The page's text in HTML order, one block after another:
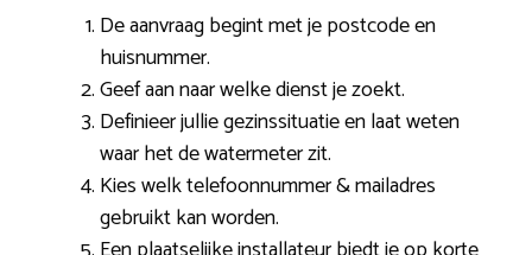
De aanvraag begint met je postcode en
huisnummer.
Geef aan naar welke dienst je zoekt.
Definieer jullie gezinssituatie en laat weten
waar het de watermeter zit.
Kies welk telefoonnummer & mailadres
gebruikt kan worden.